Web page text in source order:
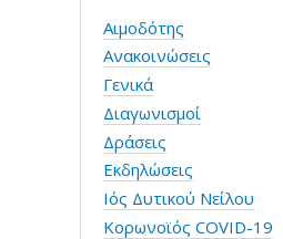
Αιμοδότης
Ανακοινώσεις
Γενικά
Διαγωνισμοί
Δράσεις
Εκδηλώσεις
Ιός Δυτικού Νείλου
Κορωνοϊός COVID-19